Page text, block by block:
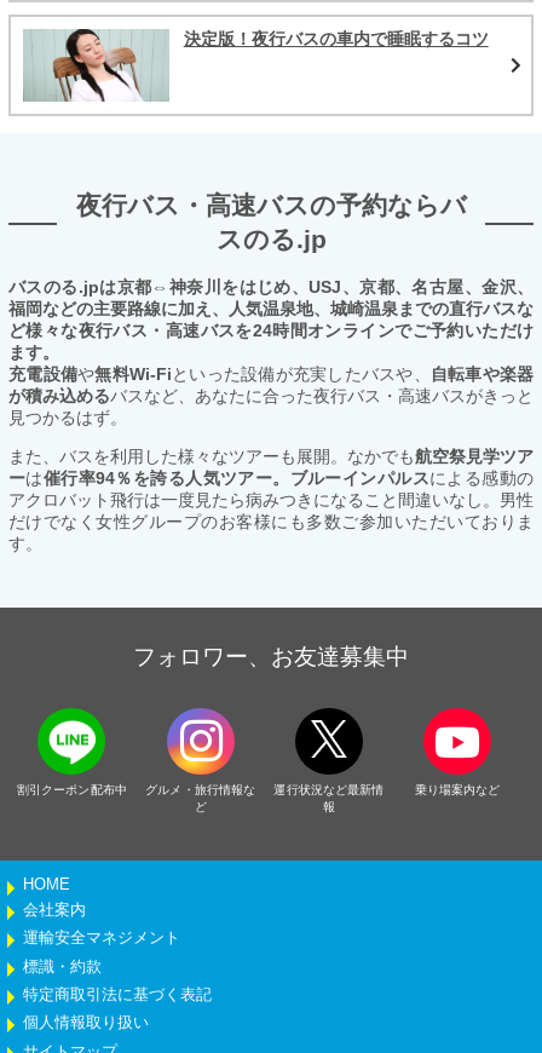
決定版！夜行バスの車内で睡眠するコツ
夜行バス・高速バスの予約ならバ
スのる.jp
バスのる.jpは京都⇔神奈川をはじめ、USJ、京都、名古屋、金沢、
福岡などの主要路線に加え、人気温泉地、城崎温泉までの直行バスな
ど様々な夜行バス・高速バスを24時間オンラインでご予約いただけ
ます。
充電設備や無料Wi-Fiといった設備が充実したバスや、
自転車や楽器
が積み込めるバスなど、あなたに合った夜行バス・高速バスがきっと
見つかるはず。
また、バスを利用した様々なツアーも展開。なかでも航空祭見学ツア
ーは催行率94％を誇る人気ツアー。ブルーインパルスによる感動の
アクロバット飛行は一度見たら病みつきになること間違いなし。男性
だけでなく女性グループのお客様にも多数ご参加いただいておりま
す。
フォロワー、お友達募集中
割引クーポン配布中
グルメ・旅行情報な
ど
運行状況など最新情
報
乗り場案内など
HOME
会社案内
運輸安全マネジメント
標識・約款
特定商取引法に基づく表記
個人情報取り扱い